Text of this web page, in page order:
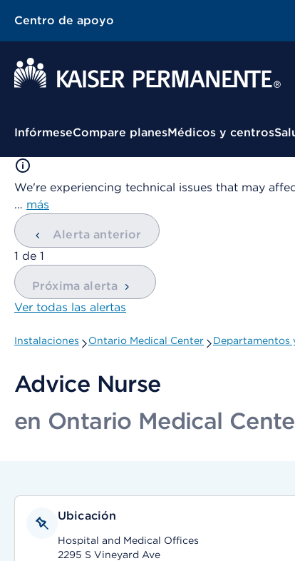
Centro de apoyo
Menú contextual
InfórmeseCompare planesMédicos y centros
We're experiencing technical issues that may
… más
Alerta anterior
mostrando
1 de 1
Próxima alerta
Ver todas las alertas
Instalaciones Ontario Medical Center Departamentos
Advice Nurse
en Ontario Medical
Ubicación
Hospital and Medical Offices
2295 S Vineyard Ave